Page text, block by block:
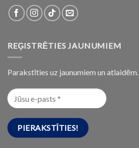
REĢISTRĒTIES JAUNUMIEM
Parakstīties uz jaunumiem un atlaidēm.